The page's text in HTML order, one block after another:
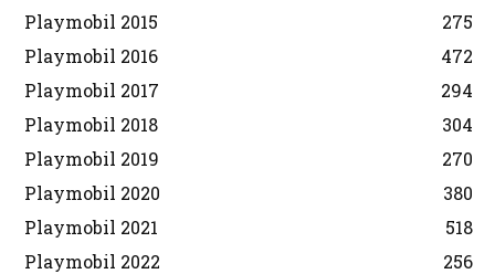
Playmobil 2015
275
Playmobil 2016
472
Playmobil 2017
294
Playmobil 2018
304
Playmobil 2019
270
Playmobil 2020
380
Playmobil 2021
518
Playmobil 2022
256